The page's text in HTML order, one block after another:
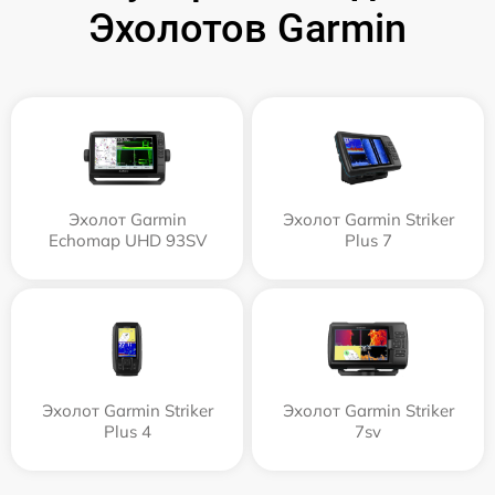
Эхолотов Garmin
Эхолот Garmin
Echomap UHD 93SV
Эхолот Garmin Striker
Plus 7
Эхолот Garmin Striker
Plus 4
Эхолот Garmin Striker
7sv